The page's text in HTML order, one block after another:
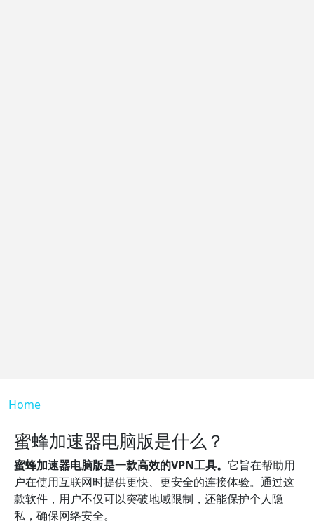
Breadcrumb
Home
蜜蜂加速器电脑版是什么？
蜜蜂加速器电脑版是一款高效的VPN工具。 它旨在帮助用
户在使用互联网时提供更快、更安全的连接体验。通过这
款软件，用户不仅可以突破地域限制，还能保护个人隐
私，确保网络安全。